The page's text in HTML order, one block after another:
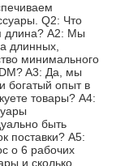
Q2: Что
длина? A2: Мы
длинных,
минимального
A3: Да, мы
богатый опыт в
товары? A4:
быть
поставки? A5:
о 6 рабочих
и сколько